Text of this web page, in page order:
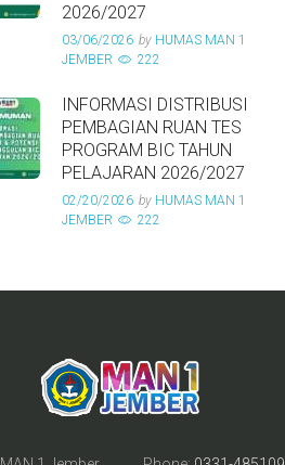
2026/2027
03/06/2026 by HUMAS MAN 1
JEMBER
222
INFORMASI DISTRIBUSI
PEMBAGIAN RUAN TES
PROGRAM BIC TAHUN
PELAJARAN 2026/2027
02/20/2026 by HUMAS MAN 1
JEMBER
222